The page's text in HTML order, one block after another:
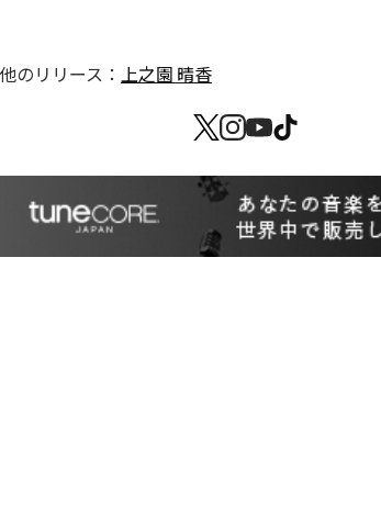
のリリース： 上之園 晴香